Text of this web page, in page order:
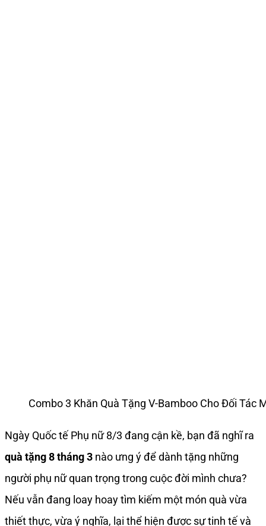
Combo 3 Khăn Quà Tặng V-Bamboo Cho Đối
Ngày Quốc tế Phụ nữ 8/3 đang cận kề, bạn đã nghĩ ra
quà tặng 8 tháng 3 nào ưng ý để dành tặng những
người phụ nữ quan trọng trong cuộc đời mình chưa?
Nếu vẫn đang loay hoay tìm kiếm một món quà vừa
thiết thực, vừa ý nghĩa, lại thể hiện được sự tinh tế và